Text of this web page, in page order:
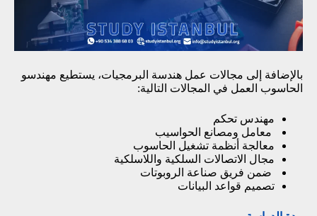
بالإضافة إلى مجالات عمل هندسة البرمجيات، يستطيع مهندسو
الحاسوب العمل في المجالات التالية:
مهندس تحكم
معامل ومصانع الحواسيب
معالجة أنظمة تشغيل الحاسوب
مجال الاتصالات السلكية واللاسلكية
ضمن فريق صناعة الروبوتات
تصميم قواعد البيانات